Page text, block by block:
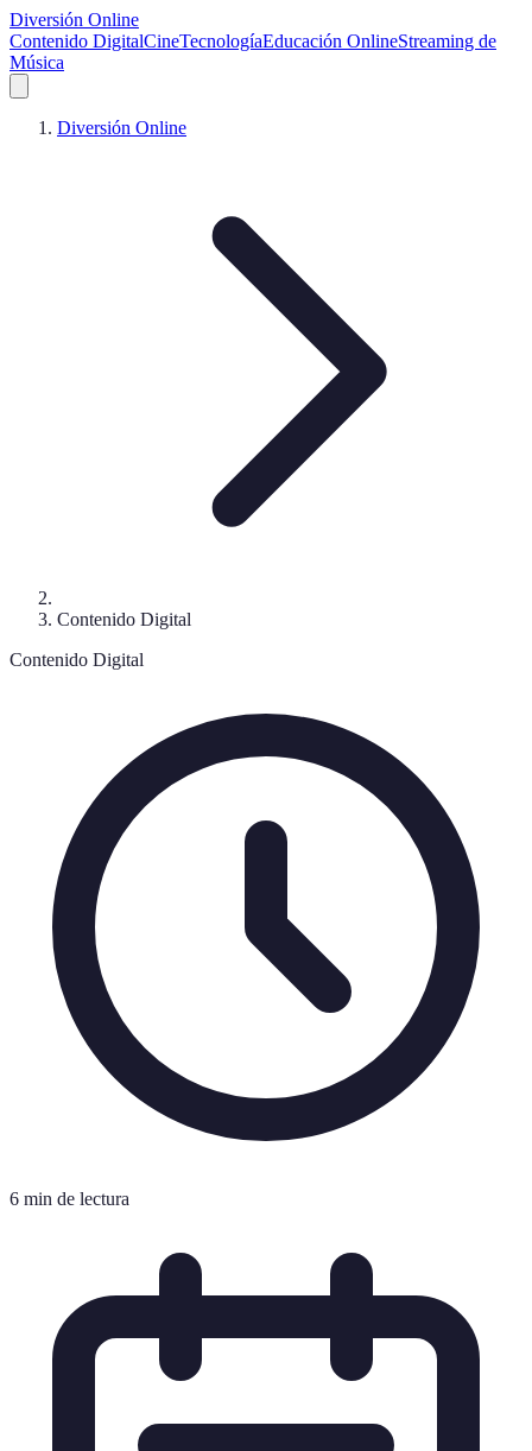
Diversión Online
Contenido DigitalCineTecnologíaEducación OnlineStreaming de
Música
Diversión Online
Contenido Digital
Contenido Digital
6 min de lectura